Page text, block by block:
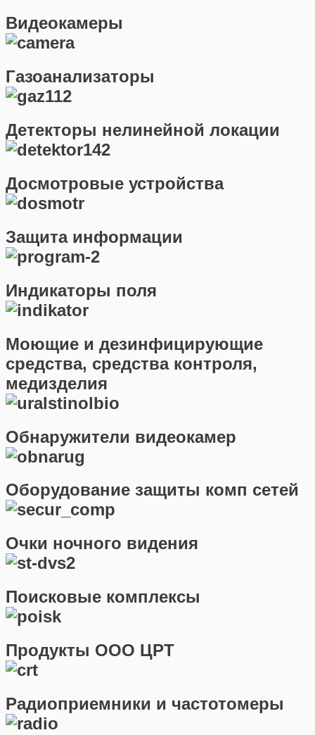
Видеокамеры
Газоанализаторы
Детекторы нелинейной локации
Досмотровые устройства
Защита информации
Индикаторы поля
Моющие и дезинфицирующие
средства, средства контроля,
медизделия
Обнаружители видеокамер
Оборудование защиты комп сетей
Очки ночного видения
Поисковые комплексы
Продукты ООО ЦРТ
Радиоприемники и частотомеры